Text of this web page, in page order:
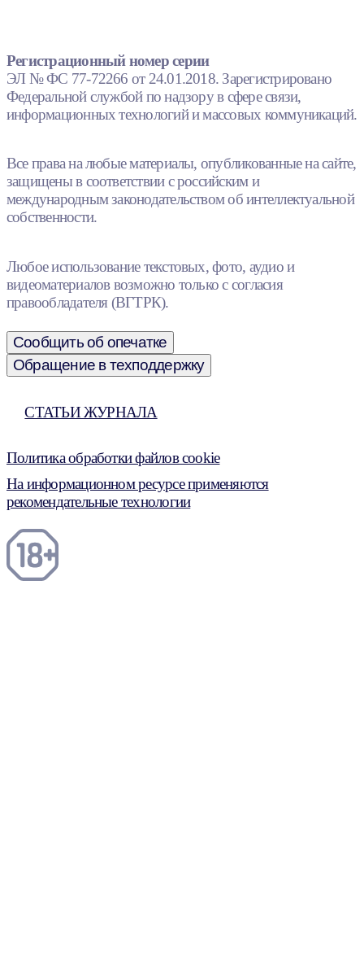
Регистрационный номер серии
ЭЛ № ФС 77-72266 от 24.01.2018. Зарегистрировано
Федеральной службой по надзору в сфере связи,
информационных технологий и массовых коммуникаций.
Все права на любые материалы, опубликованные на сайте,
защищены в соответствии с российским и
международным законодательством об интеллектуальной
собственности.
Любое использование текстовых, фото, аудио и
видеоматериалов возможно только с согласия
правообладателя (ВГТРК).
Сообщить об опечатке
Обращение в техподдержку
СТАТЬИ ЖУРНАЛА
Политика обработки файлов cookie
На информационном ресурсе применяются
рекомендательные технологии